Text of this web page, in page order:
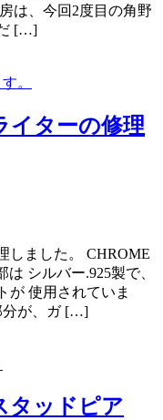
は、今回2度目の角野
[…]
イターの修理
しました。 CHROME
シルバー.925製で、
が 使用されていま
分が、ガ […]
ッドピア